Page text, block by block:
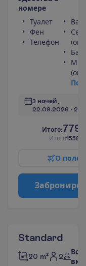
номере
Туалет
Фен
Телефон
Сейф
По
3 ночей,
22.09.2026 -
Итого:
Итого
О поле
Заброниро
Standard
20 m² 2
Все